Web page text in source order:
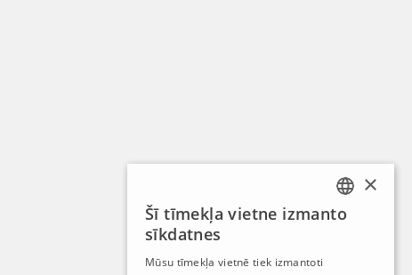
LATVIAN
×
Šī tīmekļa vietne izmanto
sīkdatnes
Mūsu tīmekļa vietnē tiek izmantoti